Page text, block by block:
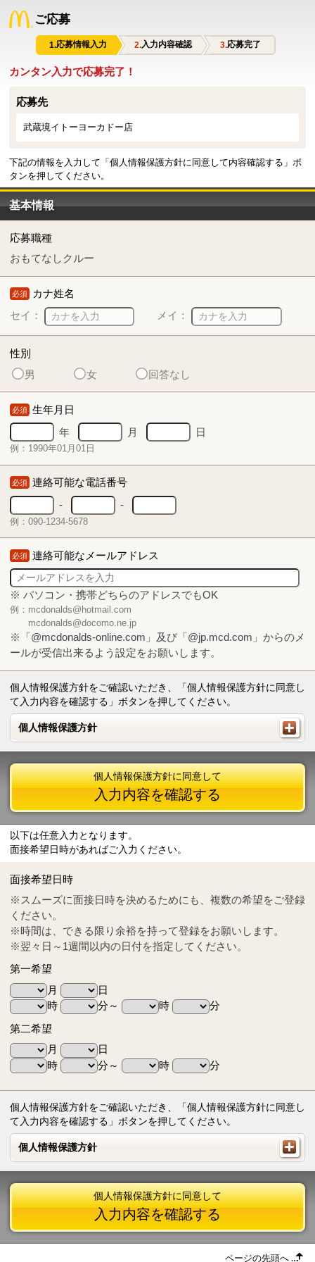
ご応募
応募情報入力 入力内容確認 応募完了
カンタン入力で応募完了！
応募先
武蔵境イトーヨーカドー店
下記の情報を入力して「個人情報保護方針に同意して内容確認する」ボ
タンを押してください。
基本情報
応募職種
おもてなしクルー
必須 カナ姓名
セイ：
メイ：
性別
男
女 回答なし
必須 生年月日
年
月 日
例：1990年01月01日
必須 連絡可能な電話番号
-
-
例：090-1234-5678
必須 連絡可能なメールアドレス
※ パソコン・携帯どちらのアドレスでもOK
例：mcdonalds@hotmail.com
mcdonalds@docomo.ne.jp
※「@mcdonalds-online.com」及び「@jp.mcd.com」からのメ
ールが受信出来るよう設定をお願いします。
個人情報保護方針をご確認いただき、「個人情報保護方針に同意し
て入力内容を確認する」ボタンを押してください。
個人情報保護方針
個人情報保護方針
Tel
0570-55-0314
個人情報保護方針に同意して
入力内容を確認する
以下は任意入力となります。
面接希望日時があればご入力ください。
面接希望日時
※スムーズに面接日時を決めるためにも、複数の希望をご登録
ください。
※時間は、できる限り余裕を持って登録をお願いします。
※翌々日～1週間以内の日付を指定してください。
第一希望
月
日
時
分～ 時
分
第二希望
月
日
時
分～ 時 分
個人情報保護方針をご確認いただき、「個人情報保護方針に同意し
て入力内容を確認する」ボタンを押してください。
個人情報保護方針
個人情報保護方針
個人情報保護方針に同意して
入力内容を確認する
ページの先頭へ